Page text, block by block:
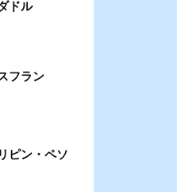
ドル
フラン
ピン・ペソ